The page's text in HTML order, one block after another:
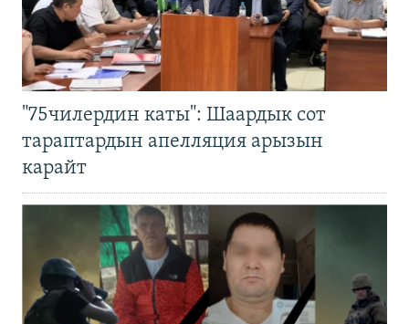
"75чилердин каты": Шаардык сот
тараптардын апелляция арызын
карайт